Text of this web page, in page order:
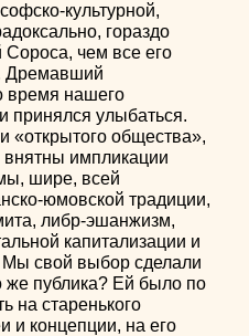
культурной,
гораздо
чем все его
Дремавший
время нашего
принялся улыбаться.
«открытого общества»,
внятны импликации
шире, всей
юмовской традиции,
либр-эшанжизм,
капитализации и
Мы свой выбор сделали
же публика? Ей было по
на старенького
и концепции, на его